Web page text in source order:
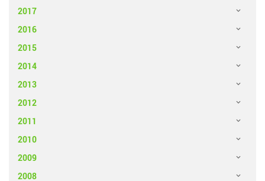
2017
2016
2015
2014
2013
2012
2011
2010
2009
2008